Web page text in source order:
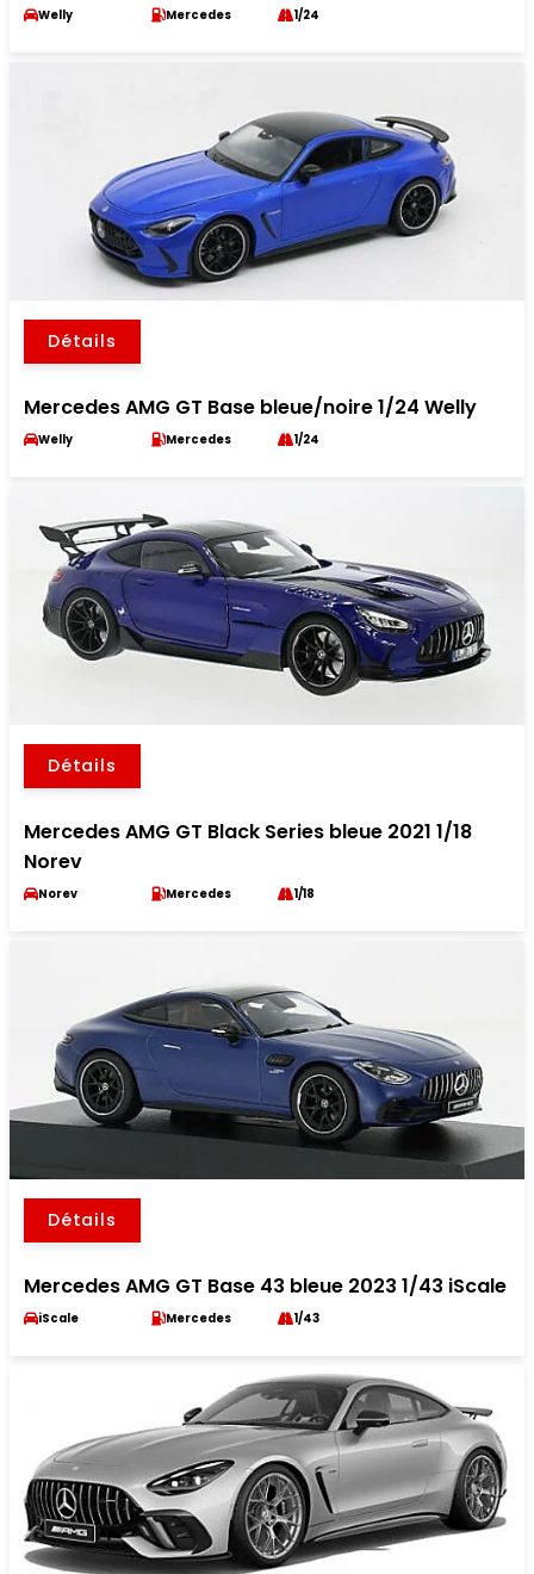
Welly Mercedes 1/24
Détails
Mercedes AMG GT Base bleue/noire 1/24 Welly
Welly Mercedes 1/24
Détails
Mercedes AMG GT Black Series bleue 2021 1/18
Norev
Norev Mercedes 1/18
Détails
Mercedes AMG GT Base 43 bleue 2023 1/43 iScale
iScale Mercedes 1/43